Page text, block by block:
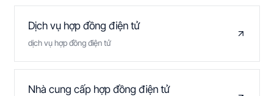
Dịch vụ hợp đồng điện tử
dịch vụ hợp đồng điện tử
Nhà cung cấp hợp đồng điện tử